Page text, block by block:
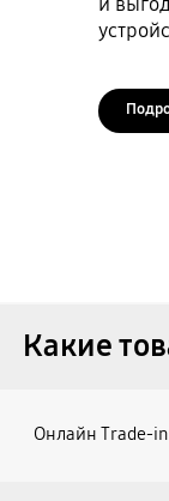
Какие
Онлайн Trade-